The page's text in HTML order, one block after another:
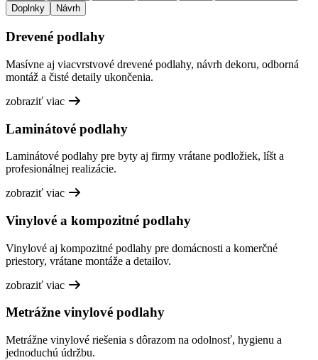
Doplnky
Návrh
Drevené podlahy
Masívne aj viacvrstvové drevené podlahy, návrh dekoru, odborná
montáž a čisté detaily ukončenia.
zobraziť viac
Laminátové podlahy
Laminátové podlahy pre byty aj firmy vrátane podložiek, líšt a
profesionálnej realizácie.
zobraziť viac
Vinylové a kompozitné podlahy
Vinylové aj kompozitné podlahy pre domácnosti a komerčné
priestory, vrátane montáže a detailov.
zobraziť viac
Metrážne vinylové podlahy
Metrážne vinylové riešenia s dôrazom na odolnosť, hygienu a
jednoduchú údržbu.